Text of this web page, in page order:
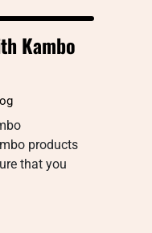
Kambo
products
that you